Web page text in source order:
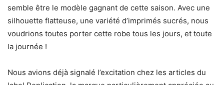
semble être le modèle gagnant de cette saison. Avec une
silhouette flatteuse, une variété d’imprimés sucrés, nous
voudrions toutes porter cette robe tous les jours, et toute
la journée !
Nous avions déjà signalé l’excitation chez les articles du